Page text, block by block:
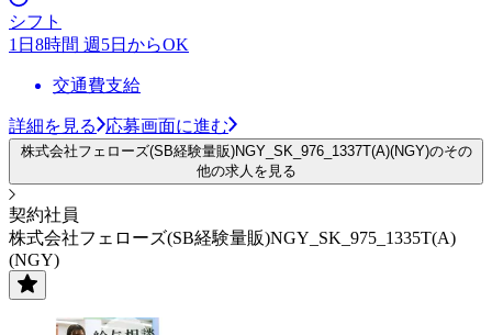
シフト
1日8時間 週5日からOK
交通費支給
詳細を見る 応募画面に進む
株式会社フェローズ(SB経験量販)NGY_SK_976_1337T(A)(NGY)のその
他の求人を見る
契約社員
株式会社フェローズ(SB経験量販)NGY_SK_975_1335T(A)
(NGY)